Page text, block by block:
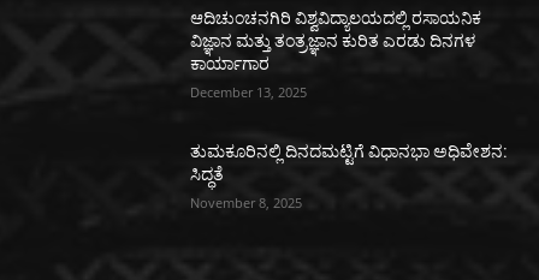
ಆದಿಚುಂಚನಗಿರಿ ವಿಶ್ವವಿದ್ಯಾಲಯದಲ್ಲಿ ರಸಾಯನಿಕ
ವಿಜ್ಞಾನ ಮತ್ತು ತಂತ್ರಜ್ಞಾನ ಕುರಿತ ಎರಡು ದಿನಗಳ
ಕಾರ್ಯಾಗಾರ
December 13, 2025
ತುಮಕೂರಿನಲ್ಲಿ ದಿನದಮಟ್ಟಿಗೆ ವಿಧಾನಭಾ ಅಧಿವೇಶನ:
ಸಿದ್ಧತೆ
November 8, 2025